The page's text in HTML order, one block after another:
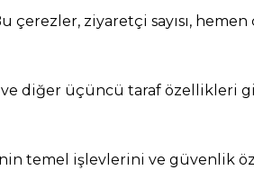
ziyaretçi sayısı, hemen
ve diğer üçüncü taraf özellikleri
temel işlevlerini ve güvenlik